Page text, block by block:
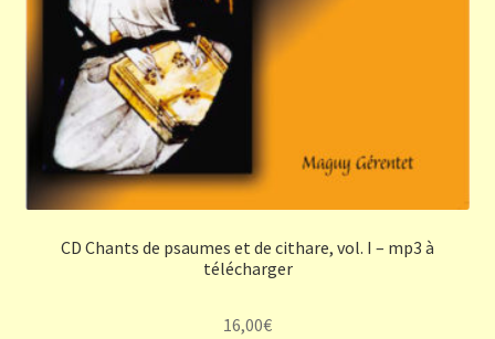
CD Chants de psaumes et de cithare, vol. I – mp3 à
télécharger
16,00€